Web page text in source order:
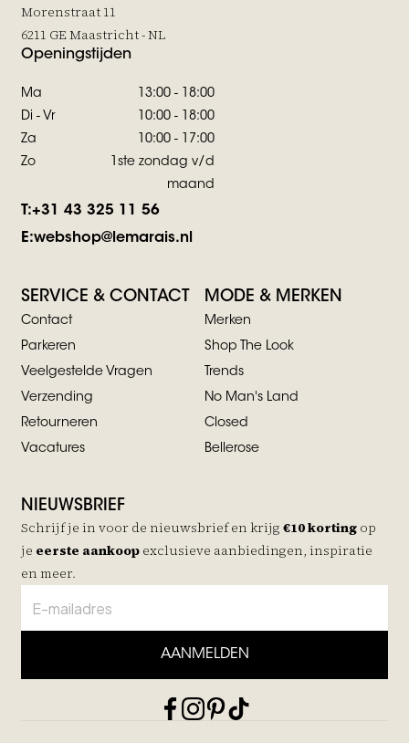
Morenstraat 11
6211 GE Maastricht - NL
Openingstijden
Ma
13:00 - 18:00
Di - Vr
10:00 - 18:00
Za
10:00 - 17:00
Zo
1ste zondag v/d
maand
T:+31 43 325 11 56
E:webshop@lemarais.nl
SERVICE & CONTACT
Contact
Parkeren
Veelgestelde Vragen
Verzending
Retourneren
Vacatures
MODE & MERKEN
Merken
Shop The Look
Trends
No Man's Land
Closed
Bellerose
NIEUWSBRIEF
Schrijf je in voor de nieuwsbrief en krijg €10 korting op
je eerste aankoop exclusieve aanbiedingen, inspiratie
en meer.
AANMELDEN